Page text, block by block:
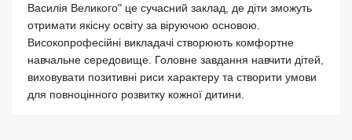
Василія Великого" це сучасний заклад, де діти зможуть
отримати якісну освіту за віруючою основою.
Високопрофесійні викладачі створюють комфортне
навчальне середовище. Головне завдання навчити дітей,
виховувати позитивні риси характеру та створити умови
для повноцінного розвитку кожної дитини.